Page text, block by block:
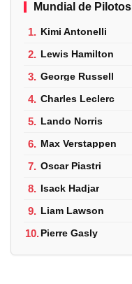
Mundial de Pilotos
1. Kimi Antonelli
2. Lewis Hamilton
3. George Russell
4. Charles Leclerc
5. Lando Norris
6. Max Verstappen
7. Oscar Piastri
8. Isack Hadjar
9. Liam Lawson
10.Pierre Gasly